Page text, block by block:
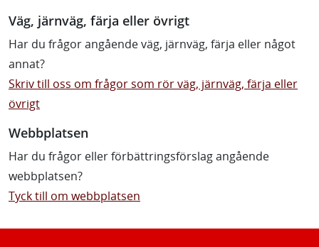
Väg, järnväg, färja eller övrigt
Har du frågor angående väg, järnväg, färja eller något
annat?
Skriv till oss om frågor som rör väg, järnväg, färja eller
övrigt
Webbplatsen
Har du frågor eller förbättringsförslag angående
webbplatsen?
Tyck till om webbplatsen